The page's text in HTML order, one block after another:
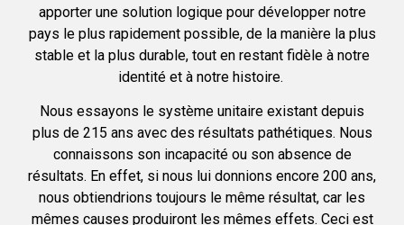
apporter une solution logique pour développer notre
pays le plus rapidement possible, de la manière la plus
stable et la plus durable, tout en restant fidèle à notre
identité et à notre histoire.
Nous essayons le système unitaire existant depuis
plus de 215 ans avec des résultats pathétiques. Nous
connaissons son incapacité ou son absence de
résultats. En effet, si nous lui donnions encore 200 ans,
nous obtiendrions toujours le même résultat, car les
mêmes causes produiront les mêmes effets. Ceci est